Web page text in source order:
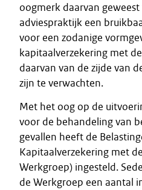
oogmerk daarvan
adviespraktijk een
voor een zodanige
kapitaalverzekering met
daarvan van de zijde van
zijn te verwachten.
Met het oog op de
voor de behandeling van
gevallen heeft de
Kapitaalverzekering met
Werkgroep) ingesteld.
de Werkgroep een aantal